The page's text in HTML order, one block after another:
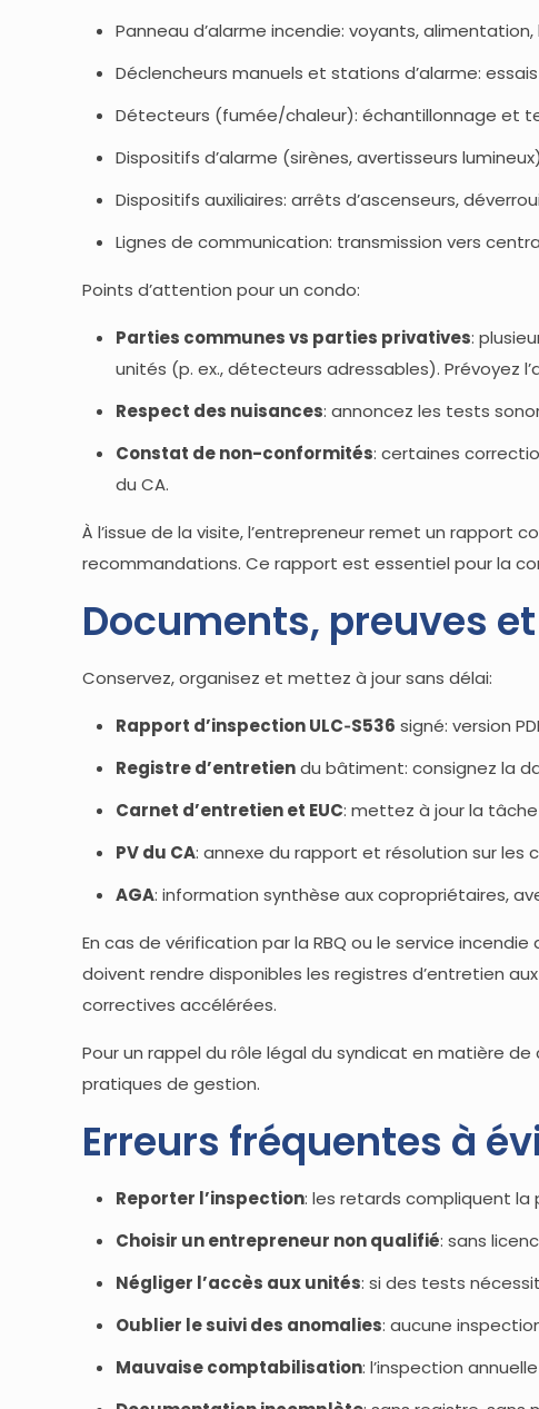
Panneau d’alarme incendie: voyants,
Déclencheurs manuels et stations d’alarme:
Détecteurs (fumée/chaleur): échantillonnage et
Dispositifs d’alarme (sirènes, avertisseurs
Dispositifs auxiliaires: arrêts d’ascenseurs,
Lignes de communication: transmission vers
Points d’attention pour un condo:
Parties communes vs parties privatives:
unités (p. ex., détecteurs adressables). Prévoyez
Respect des nuisances: annoncez les tests
Constat de non-conformités: certaines
du CA.
À l’issue de la visite, l’entrepreneur remet un rapport
recommandations. Ce rapport est essentiel pour la
Documents, preuves
Conservez, organisez et mettez à jour sans délai:
Rapport d’inspection ULC‑S536 signé: version
Registre d’entretiendu bâtiment: consignez la
Carnet d’entretien et EUC: mettez à jour la tâche
PV du CA: annexe du rapport et résolution sur les
AGA: information synthèse aux copropriétaires,
En cas de vérification par la RBQ ou le service
doivent rendre disponibles les registres d’entretien
correctives accélérées.
Pour un rappel du rôle légal du syndicat en matière
pratiques de gestion.
Erreurs fréquentes à
Reporter l’inspection: les retards compliquent
Choisir un entrepreneur non qualifié: sans
Négliger l’accès aux unités: si des tests
Oublier le suivi des anomalies: aucune
Mauvaise comptabilisation: l’inspection